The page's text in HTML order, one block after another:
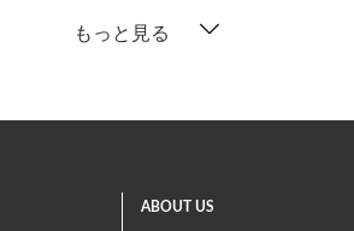
もっと見る
ABOUT US